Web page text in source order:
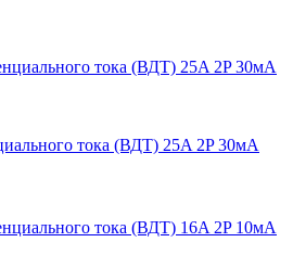
тока (ВДТ) 25A 2P 30мА